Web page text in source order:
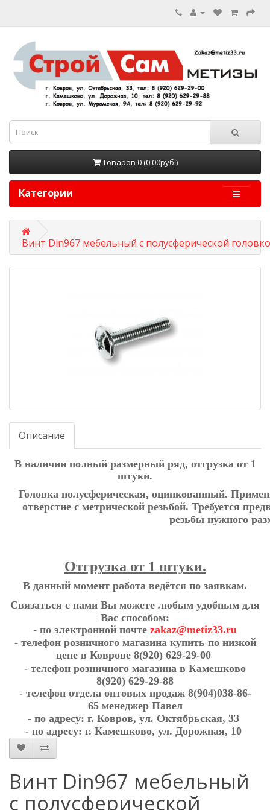
Товаров 0 (0.00руб.)
Категории
Винт Din967 мебельный с полусферической
Описание
В наличии полный размерный ряд, отгрузка от 1
штуки.
Головка полусферическая, оцинкованный.
отверстие с метрической резьбой. Требуется
резьбы нужного
Отгрузка от 1 штуки.
В данный момент работа ведётся по заявкам.
Связаться с нами Вы можете любым удобным для
Вас способом:
- по электронной почте zakaz@metiz33.ru
- телефон розничного магазина купить по низкой
цене в Коврове 8(920) 629-29-00
- телефон розничного магазина в Камешково
8(920) 629-29-88
- телефон отдела оптовых продаж 8(904)038-86-
65менеджер Павел
- по адресу: г. Ковров, ул. Октябрьская, 33
- по адресу: г. Камешково, ул. Дорожная, 10
Винт Din967 мебельный
с полусферической